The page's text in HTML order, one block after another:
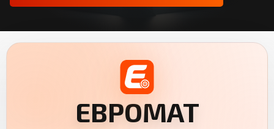
ЕВРОМАТ